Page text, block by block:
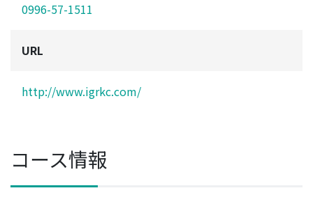
0996-57-1511
URL
http://www.igrkc.com/
コース情報